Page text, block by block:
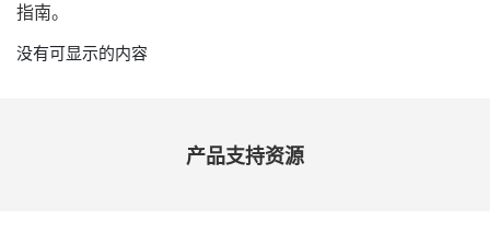
指南。
没有可显示的内容
产品支持资源